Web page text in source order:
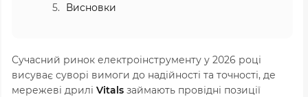
Висновки
Сучасний ринок електроінструменту у 2026 році
висуває суворі вимоги до надійності та точності, де
мережеві дрилі Vitals займають провідні позиції